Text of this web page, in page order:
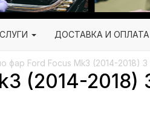
фар Ford Focus Mk3 (2014-2018)
(2014-2018)
ДОСТАВКА И ОПЛАТА